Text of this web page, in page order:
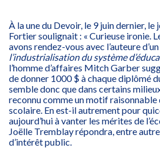
À la une du Devoir, le 9 juin dernier,
Fortier soulignait : « Curieuse ironie.
avons rendez-vous avec l’auteure
l’industrialisation du système
l’homme d’affaires Mitch Garber
de donner 1000 $ à chaque diplômé
semble donc que dans certains
reconnu comme un motif raisonnable
scolaire. En est-il autrement pour
aujourd’hui à vanter les mérites de
Joëlle Tremblay répondra, entre
d’intérêt public.